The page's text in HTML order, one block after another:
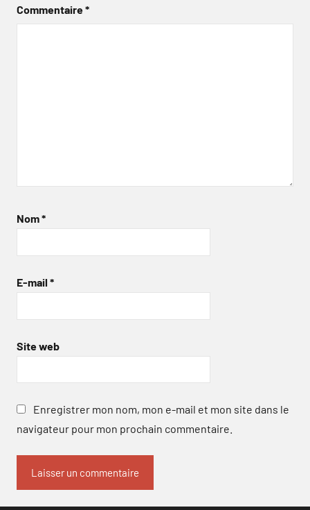
Commentaire*
Nom*
E-mail *
Site web
Enregistrer mon nom, mon e-mail et mon site dans le
navigateur pour mon prochain commentaire.